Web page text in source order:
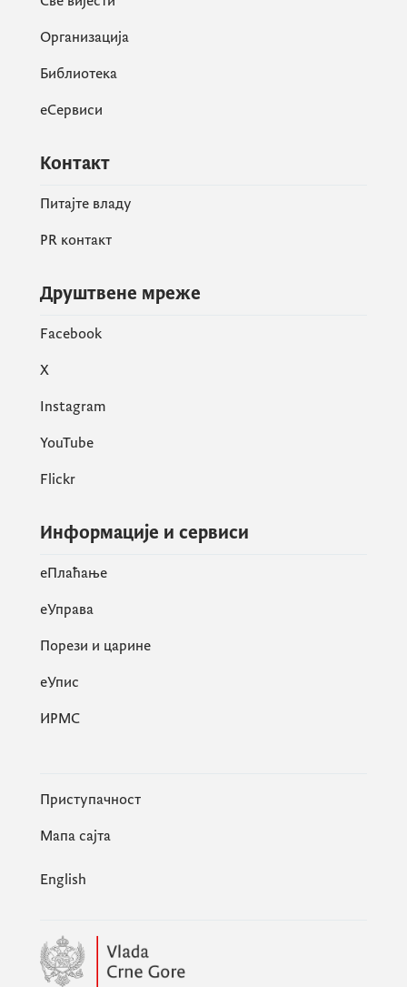
Организација
Библиотека
еСервиси
Контакт
Питајте владу
PR контакт
Друштвене мреже
Facebook
X
Instagram
YouTube
Flickr
Информације и сервиси
eПлаћање
еУправа
Порези и царине
eУпис
ИРМС
Приступачност
Мапа сајта
English